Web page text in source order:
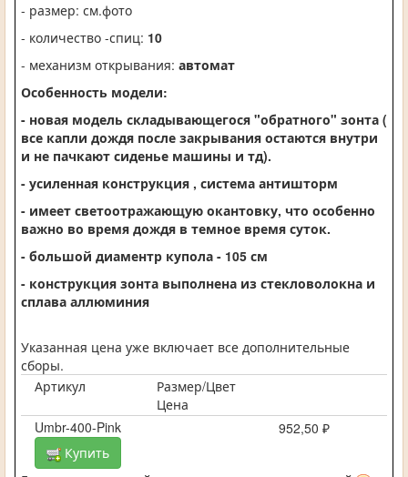
- размер: см.фото
- количество -спиц: 10
- механизм открывания: автомат
Особенность модели:
- новая модель складывающегося "обратного" зонта (
все капли дождя после закрывания остаются внутри
и не пачкают сиденье машины и тд).
- усиленная конструкция , система антишторм
- имеет светоотражающую окантовку, что особенно
важно во время дождя в темное время суток.
- большой диаментр купола - 105 см
- конструкция зонта выполнена из стекловолокна и
сплава аллюминия
Указанная цена уже включает все дополнительные
сборы.
Артикул
Размер/Цвет
Цена
Umbr-400-Pink
952,50 ₽
Купить